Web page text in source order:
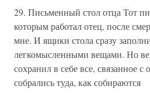
29. Письменный стол отца Тот
которым работал отец, после
мне. И ящики стола сразу
легкомысленными вещами. Но
сохранил в себе все, связанное
собрались туда, как собираются